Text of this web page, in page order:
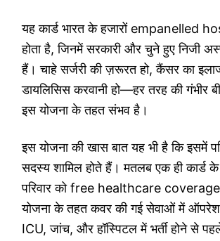
यह कार्ड भारत के हजारों empanelled
होता है, जिनमें सरकारी और चुने हुए निजी
हैं। चाहे सर्जरी की ज़रूरत हो, कैंसर का
डायलिसिस करवानी हो—हर तरह की गंभीर
इस योजना के तहत संभव है।
इस योजना की खास बात यह भी है कि इसमें
सदस्य शामिल होते हैं। मतलब एक ही कार्ड
परिवार को free healthcare
योजना के तहत कवर की गई सेवाओं में
ICU, जांच, और हॉस्पिटल में भर्ती होने से